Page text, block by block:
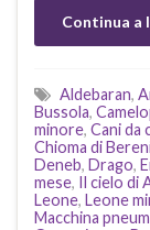
Continua a
Aldebaran,
Bussola,
minore, Cani da
Chioma di
Deneb, Drago,
mese, Il cielo di
Leone, Leone
Macchina